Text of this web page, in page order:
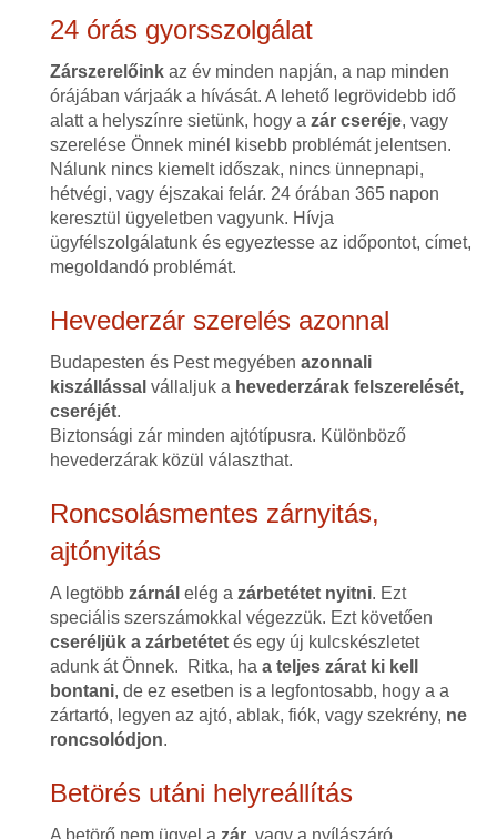
24 órás gyorsszolgálat
Zárszerelőinkaz év minden napján, a nap minden
órájában várjaák a hívását. A lehető legrövidebb idő
alatt a helyszínre sietünk, hogy a zár cseréje, vagy
szerelése Önnek minél kisebb problémát jelentsen.
Nálunk nincs kiemelt időszak, nincs ünnepnapi,
hétvégi, vagy éjszakai felár. 24 órában 365 napon
keresztül ügyeletben vagyunk. Hívja
ügyfélszolgálatunk és egyeztesse az időpontot, címet,
megoldandó problémát.
Hevederzár szerelés azonnal
Budapesten és Pest megyében azonnali
kiszállással vállaljuk a hevederzárak felszerelését,
cseréjét.
Biztonsági zár minden ajtótípusra. Különböző
hevederzárak közül választhat.
Roncsolásmentes zárnyitás,
ajtónyitás
A legtöbb zárnál elég a zárbetétet nyitni. Ezt
speciális szerszámokkal végezzük. Ezt követően
cseréljük a zárbetétetés egy új kulcskészletet
adunk át Önnek. Ritka, ha a teljes zárat ki kell
bontani, de ez esetben is a legfontosabb, hogy a a
zártartó, legyen az ajtó, ablak, fiók, vagy szekrény, ne
roncsolódjon.
Betörés utáni helyreállítás
A betörő nem ügyel a zár, vagy a nyílászáró